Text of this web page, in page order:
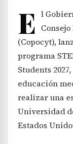
E l
(Copocyt),
programa
Students
educación
realizar una
Universidad
Estados